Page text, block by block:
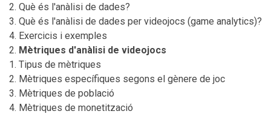
Què és l'anàlisi de dades?
Què és l'anàlisi de dades per videojocs (game analytics)?
Exercicis i exemples
Mètriques d'anàlisi de videojocs
Tipus de mètriques
Mètriques específiques segons el gènere de joc
Mètriques de població
Mètriques de monetització